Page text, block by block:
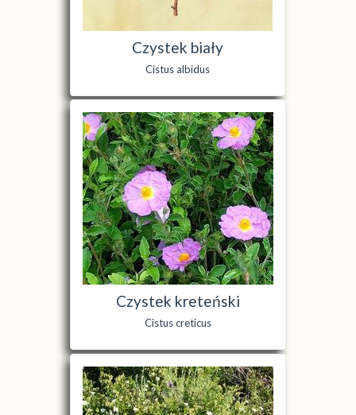
Czystek biały
Cistus albidus
Czystek kreteński
Cistus creticus